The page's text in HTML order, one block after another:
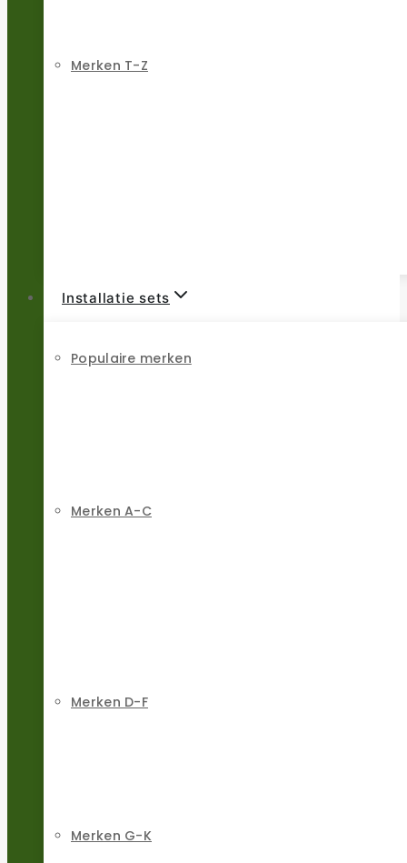
Merken T-Z
Installatie sets
Populaire merken
Merken A-C
Merken D-F
Merken G-K